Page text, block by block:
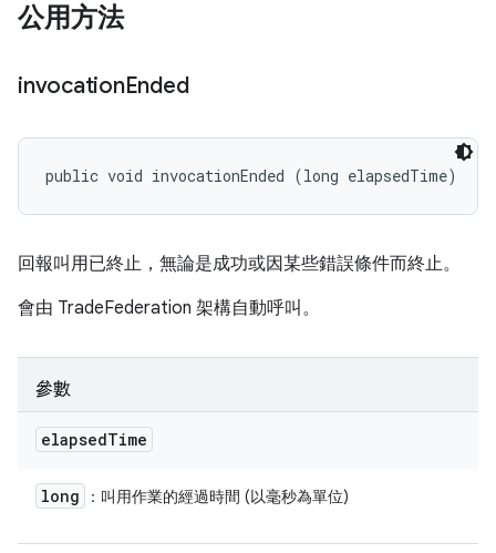
公用方法
invocationEnded
public void invocationEnded (long elapsedTime)
回報叫用已終止，無論是成功或因某些錯誤條件而終止。
會由 TradeFederation 架構自動呼叫。
參數
elapsedTime
long ：叫用作業的經過時間 (以毫秒為單位)